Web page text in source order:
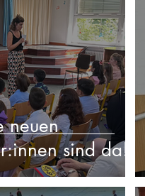
neuen
sind da!